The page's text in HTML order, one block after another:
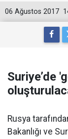
06 Ağustos 2017
Suriye’de
Rusya
Bakanlığı ve